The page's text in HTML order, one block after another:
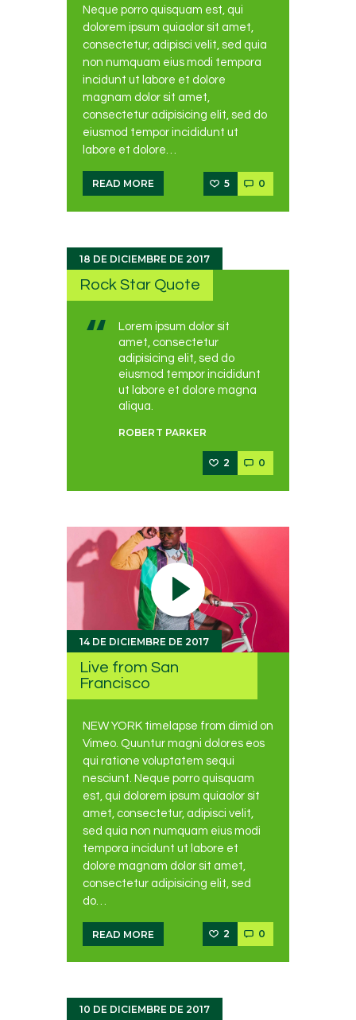
Neque porro quisquam est, qui
dolorem ipsum quiaolor sit amet,
consectetur, adipisci velit, sed quia
non numquam eius modi tempora
incidunt ut labore et dolore
magnam dolor sit amet,
consectetur adipisicing elit, sed do
eiusmod tempor incididunt ut
labore et dolore…
READ MORE 5 0
18 DE DICIEMBRE DE 2017
Rock Star Quote
Lorem ipsum dolor sit
amet, consectetur
adipisicing elit, sed do
eiusmod tempor incididunt
ut labore et dolore magna
aliqua.
ROBERT PARKER
2 0
14 DE DICIEMBRE DE 2017
Live from San
Francisco
NEW YORK timelapse from dimid on
Vimeo. Quuntur magni dolores eos
qui ratione voluptatem sequi
nesciunt. Neque porro quisquam
est, qui dolorem ipsum quiaolor sit
amet, consectetur, adipisci velit,
sed quia non numquam eius modi
tempora incidunt ut labore et
dolore magnam dolor sit amet,
consectetur adipisicing elit, sed
do…
READ MORE 2 0
10 DE DICIEMBRE DE 2017